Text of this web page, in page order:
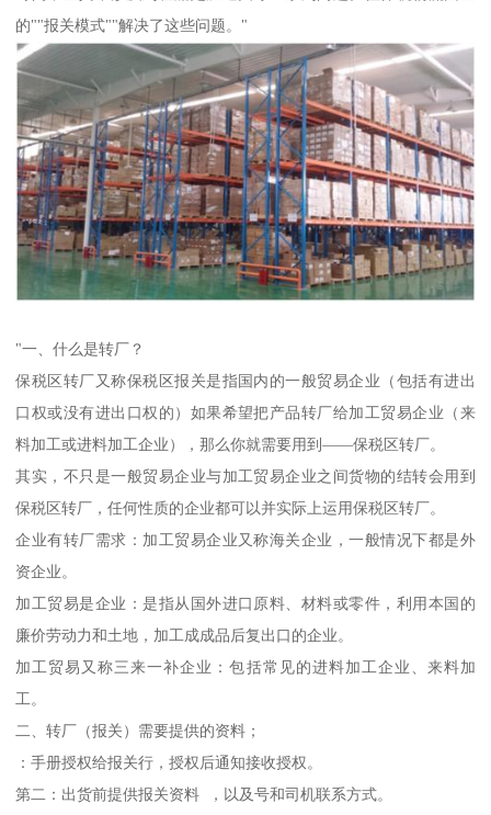
的""报关模式""解决了这些问题。"
"一、什么是转厂？
保税区转厂又称保税区报关是指国内的一般贸易企业（包括有进出
口权或没有进出口权的）如果希望把产品转厂给加工贸易企业（来
料加工或进料加工企业），那么你就需要用到——保税区转厂。
其实，不只是一般贸易企业与加工贸易企业之间货物的结转会用到
保税区转厂，任何性质的企业都可以并实际上运用保税区转厂。
企业有转厂需求：加工贸易企业又称海关企业，一般情况下都是外
资企业。
加工贸易是企业：是指从国外进口原料、材料或零件，利用本国的
廉价劳动力和土地，加工成成品后复出口的企业。
加工贸易又称三来一补企业：包括常见的进料加工企业、来料加
工。
二、转厂（报关）需要提供的资料；
：手册授权给报关行，授权后通知接收授权。
第二：出货前提供报关资料 ，以及号和司机联系方式。